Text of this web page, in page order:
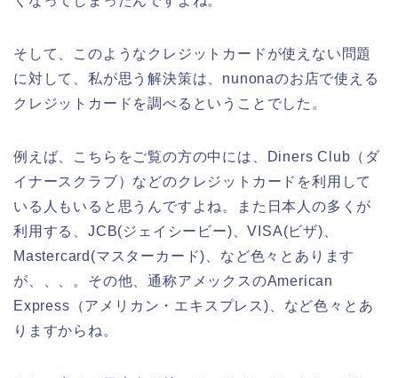
そして、このようなクレジットカードが使えない問題
に対して、私が思う解決策は、nunonaのお店で使える
クレジットカードを調べるということでした。
例えば、こちらをご覧の方の中には、Diners Club（ダ
イナースクラブ）などのクレジットカードを利用して
いる人もいると思うんですよね。また日本人の多くが
利用する、JCB(ジェイシービー)、VISA(ビザ)、
Mastercard(マスターカード)、など色々とあります
が、、、。その他、通称アメックスのAmerican
Express（アメリカン・エキスプレス)、など色々とあ
りますからね。